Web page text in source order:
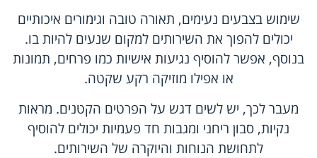
שימוש בצבעים נעימים, תאורה טובה וגימורים איכותיים
יכולים להפוך את השירותים למקום שנעים להיות בו.
בנוסף, אפשר להוסיף נגיעות אישיות כמו פרחים, תמונות
או אפילו מוזיקה רקע שקטה.
מעבר לכך, יש לשים דגש על הפרטים הקטנים. מראות
נקיות, סבון ריחני ומגבות חד פעמיות יכולים להוסיף
לתחושת הנוחות והיוקרה של השירותים.